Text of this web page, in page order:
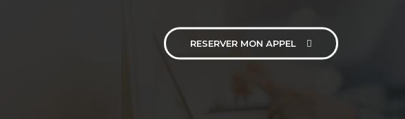
RESERVER MON APPEL